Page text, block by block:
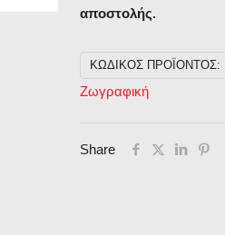
αποστολής.
ΚΩΔΙΚΌΣ ΠΡΟΪΌΝΤΟΣ:
Ζωγραφική
Share